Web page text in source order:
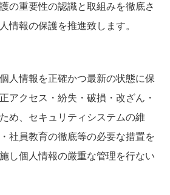
入れ
の重要性の認識と取組みを徹底さ
情報の保護を推進致します。
人情報を正確かつ最新の状態に保
アクセス・紛失・破損・改ざん・
め、セキュリティシステムの維
社員教育の徹底等の必要な措置を
し個人情報の厳重な管理を行ない